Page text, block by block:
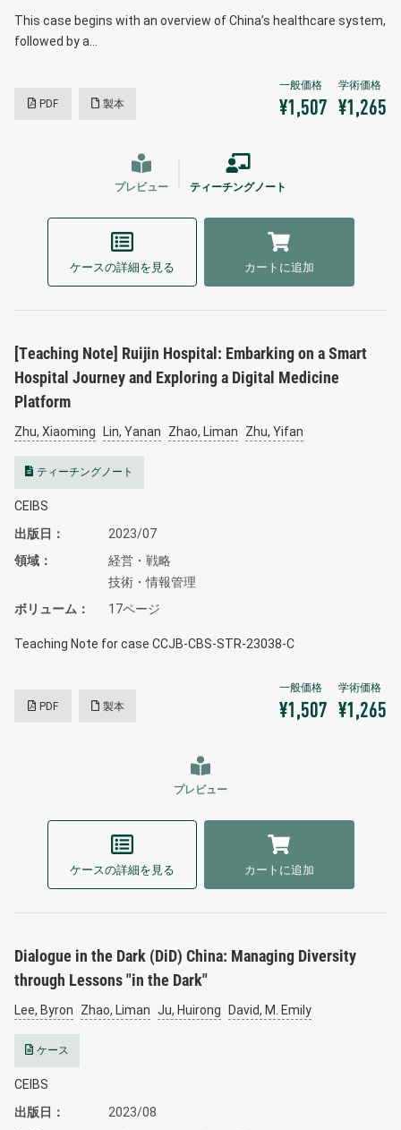
This case begins with an overview of China’s healthcare system,
followed by a…
PDF 製本 ¥1,507 ¥1,265
プレビュー ティーチングノート
ケースの詳細を見る カートに追加
[Teaching Note] Ruijin Hospital: Embarking on a Smart
Hospital Journey and Exploring a Digital Medicine
Platform
Zhu, Xiaoming Lin, Yanan Zhao, Liman Zhu, Yifan
ティーチングノート
CEIBS
出版日
2023/07
領域
経営・戦略
技術・情報管理
ボリューム
17ページ
Teaching Note for case CCJB-CBS-STR-23038-C
PDF 製本 ¥1,507 ¥1,265
プレビュー
ケースの詳細を見る カートに追加
Dialogue in the Dark (DiD) China: Managing Diversity
through Lessons "in the Dark"
Lee, Byron Zhao, Liman Ju, Huirong David, M. Emily
ケース
CEIBS
出版日
2023/08